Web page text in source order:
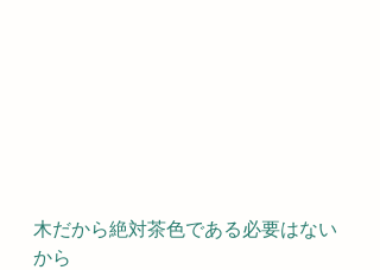
木だから絶対茶色である必要はない
から